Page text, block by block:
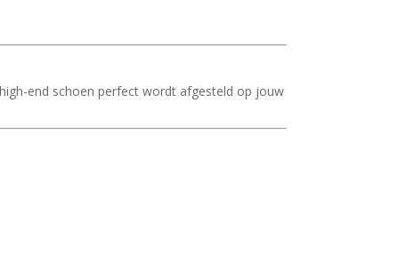
end schoen perfect wordt afgesteld op jouw